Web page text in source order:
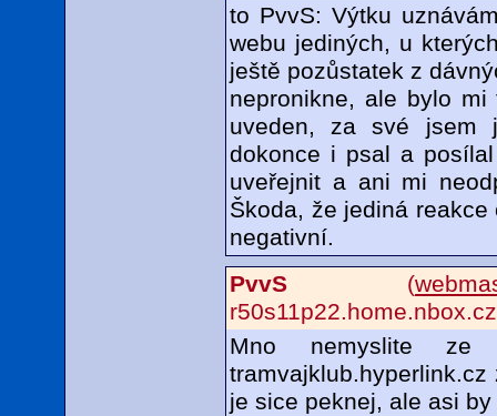
to PvvS: Výtku
webu jediných, u
ještě pozůstatek z
nepronikne, ale bylo
uveden, za své jsem
dokonce i psal a
uveřejnit a ani mi
Škoda, že jediná
negativní.
PvvS (
Mno nemyslite
je sice peknej, ale asi